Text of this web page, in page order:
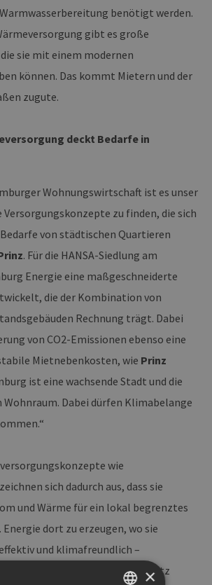
benötigt werden.
gibt es große
sie mit einem modernen
können. Das kommt Mietern und der
zugute.
deckt Bedarfe in
Wohnungswirtschaft ist es unser
zu finden, die sich
von städtischen Quartieren
. Für die HANSA-Siedlung am
Energie eine maßgeschneiderte
die der Kombination von
Rechnung trägt. Dabei
von CO2-Emissionen ebenso eine
Mietnebenkosten, wie Prinz
ist eine wachsende Stadt und die
Wohnraum. Dabei dürfen Klimabelange
wie
sich dadurch aus, dass sie
und Wärme für ein lokal begrenztes
dort zu erzeugen, wo sie
und klimafreundlich –
erneuerbare Energien zum Einsatz
×